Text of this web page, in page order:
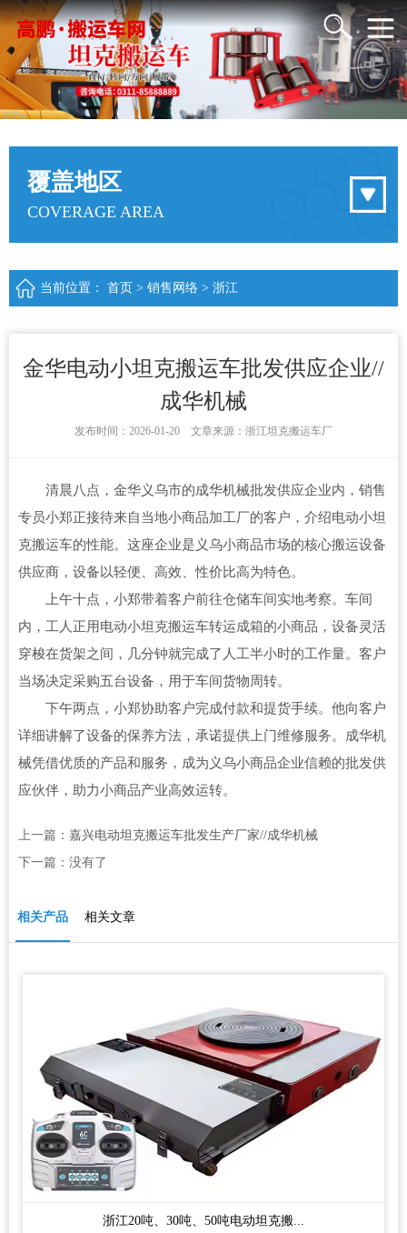
覆盖地区
COVERAGE AREA
当前位置： 首页 > 销售网络 > 浙江
金华电动小坦克搬运车批发供应企业//
成华机械
发布时间：2026-01-20 文章来源：浙江坦克搬运车厂
清晨八点，金华义乌市的成华机械批发供应企业内，销售
专员小郑正接待来自当地小商品加工厂的客户，介绍电动小坦
克搬运车的性能。这座企业是义乌小商品市场的核心搬运设备
供应商，设备以轻便、高效、性价比高为特色。
上午十点，小郑带着客户前往仓储车间实地考察。车间
内，工人正用电动小坦克搬运车转运成箱的小商品，设备灵活
穿梭在货架之间，几分钟就完成了人工半小时的工作量。客户
当场决定采购五台设备，用于车间货物周转。
下午两点，小郑协助客户完成付款和提货手续。他向客户
详细讲解了设备的保养方法，承诺提供上门维修服务。成华机
械凭借优质的产品和服务，成为义乌小商品企业信赖的批发供
应伙伴，助力小商品产业高效运转。
上一篇： 嘉兴电动坦克搬运车批发生产厂家//成华机械
下一篇：没有了
相关产品 相关文章
浙江20吨、30吨、50吨电动坦克搬...